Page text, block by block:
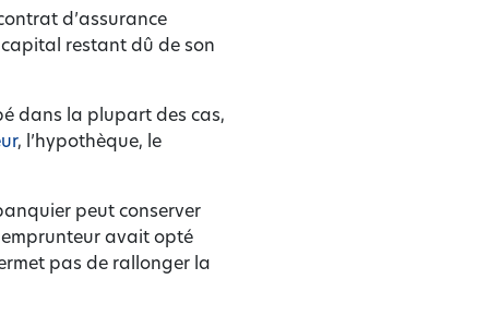
d’assurance
restant dû de son
dans la plupart des cas,
, l’hypothèque, le
peut conserver
avait opté
pas de rallonger la